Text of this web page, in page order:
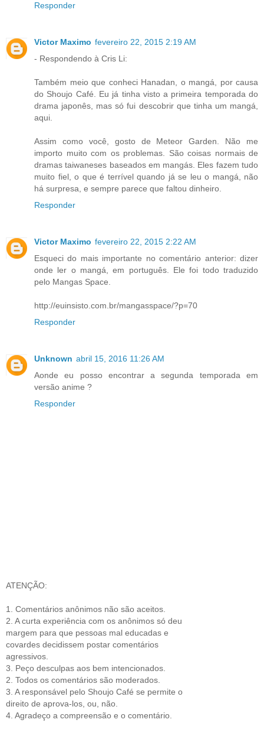
Responder
Victor Maximo fevereiro 22, 2015 2:19 AM
- Respondendo à Cris Li:
Também meio que conheci Hanadan, o mangá, por causa
do Shoujo Café. Eu já tinha visto a primeira temporada do
drama japonês, mas só fui descobrir que tinha um mangá,
aqui.
Assim como você, gosto de Meteor Garden. Não me
importo muito com os problemas. São coisas normais de
dramas taiwaneses baseados em mangás. Eles fazem tudo
muito fiel, o que é terrível quando já se leu o mangá, não
há surpresa, e sempre parece que faltou dinheiro.
Responder
Victor Maximo fevereiro 22, 2015 2:22 AM
Esqueci do mais importante no comentário anterior: dizer
onde ler o mangá, em português. Ele foi todo traduzido
pelo Mangas Space.
http://euinsisto.com.br/mangasspace/?p=70
Responder
Unknown abril 15, 2016 11:26 AM
Aonde eu posso encontrar a segunda temporada em
versão anime ?
Responder
ATENÇÃO:
1. Comentários anônimos não são aceitos.
2. A curta experiência com os anônimos só deu
margem para que pessoas mal educadas e
covardes decidissem postar comentários
agressivos.
3. Peço desculpas aos bem intencionados.
2. Todos os comentários são moderados.
3. A responsável pelo Shoujo Café se permite o
direito de aprova-los, ou, não.
4. Agradeço a compreensão e o comentário.